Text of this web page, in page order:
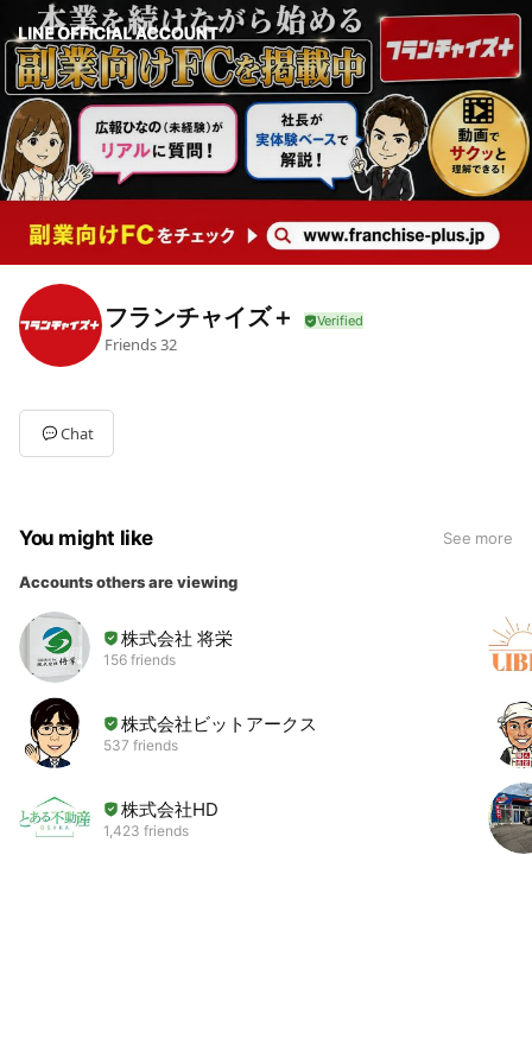
フランチャイズ＋
Friends32
Chat
You might like See more
Accounts others are viewing
株式会社 将栄
156 friends
株式会社ビットアークス
537 friends
株式会社HD
1,423 friends